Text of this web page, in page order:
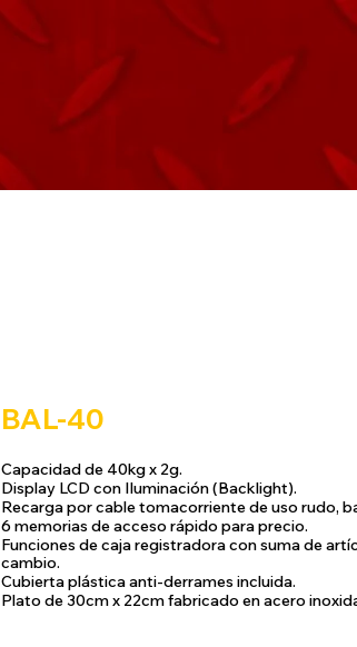
BAL-40
Capacidad de 40kg x 2g.
Display LCD con Iluminación (Backlight).
Recarga por cable tomacorriente de uso rudo,
6 memorias de acceso rápido para precio.
Funciones de caja registradora con suma de
cambio.
Cubierta plástica anti-derrames incluida.
Plato de 30cm x 22cm fabricado en acero